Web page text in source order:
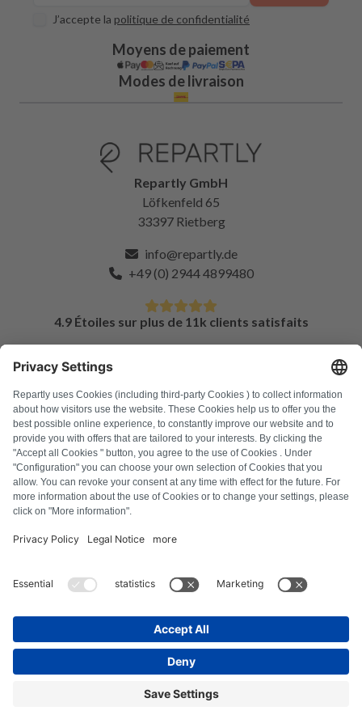
J’accepte la politique de confidentialité
Moyens de paiement
Modes de livraison
Repartly GmbH
Löfkenfeld 65
33397 Rietberg
info@repartly.de
+49 (0) 2944 4899480
4.9 Étoiles sur plus de 11k clients satisfaits
FAQ
Tous les codes d'erreur
À propos de nous
Presse
Politique relative aux cookies
Se rétracter du contrat
© Repartly 2026